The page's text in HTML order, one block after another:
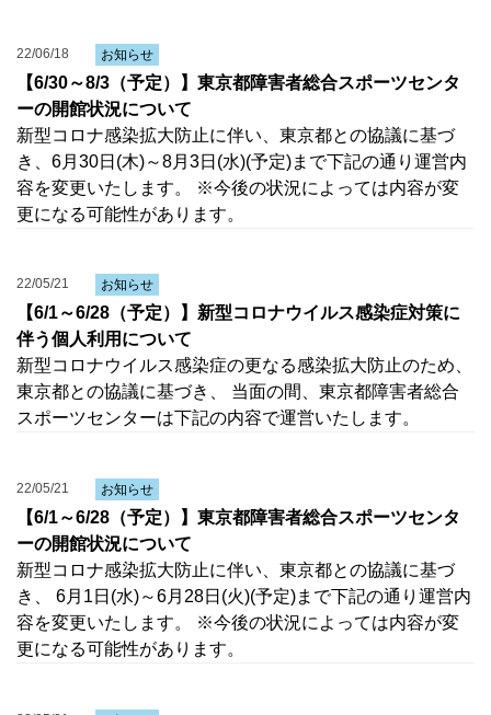
22/06/18 お知らせ
【6/30～8/3（予定）】東京都障害者総合スポーツセンタ
ーの開館状況について
新型コロナ感染拡大防止に伴い、東京都との協議に基づ
き、6月30日(木)～8月3日(水)(予定)まで下記の通り運営内
容を変更いたします。 ※今後の状況によっては内容が変
更になる可能性があります。
22/05/21 お知らせ
【6/1～6/28（予定）】新型コロナウイルス感染症対策に
伴う個人利用について
新型コロナウイルス感染症の更なる感染拡大防止のため、
東京都との協議に基づき、 当面の間、東京都障害者総合
スポーツセンターは下記の内容で運営いたします。
22/05/21 お知らせ
【6/1～6/28（予定）】東京都障害者総合スポーツセンタ
ーの開館状況について
新型コロナ感染拡大防止に伴い、東京都との協議に基づ
き、 6月1日(水)～6月28日(火)(予定)まで下記の通り運営内
容を変更いたします。 ※今後の状況によっては内容が変
更になる可能性があります。